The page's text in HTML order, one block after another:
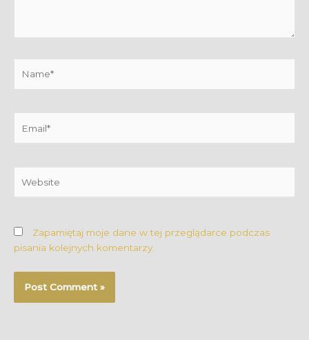
Zapamiętaj moje dane w tej przeglądarce podczas
pisania kolejnych komentarzy.